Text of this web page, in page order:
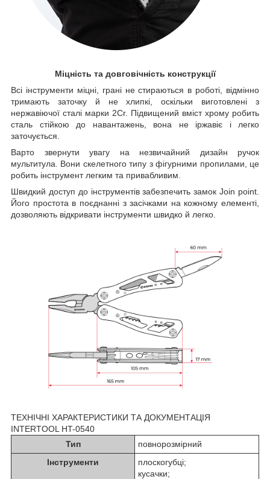
Міцність та довговічність конструкції
Всі інструменти міцні, грані не стираються в роботі, відмінно
тримають заточку й не хлипкі, оскільки виготовлені з
нержавіючої сталі марки 2Cr. Підвищений вміст хрому робить
сталь стійкою до навантажень, вона не іржавіє і легко
заточується.
Варто звернути увагу на незвичайний дизайн ручок
мультитула. Вони скелетного типу з фігурними пропилами, це
робить інструмент легким та привабливим.
Швидкий доступ до інструментів забезпечить замок Join point.
Його простота в поєднанні з засічками на кожному елементі,
дозволяють відкривати інструменти швидко й легко.
ТЕХНІЧНІ ХАРАКТЕРИСТИКИ ТА ДОКУМЕНТАЦІЯ
INTERTOOL HT-0540
Тип
повнорозмірний
Інструменти
плоскогубці;
кусачки;